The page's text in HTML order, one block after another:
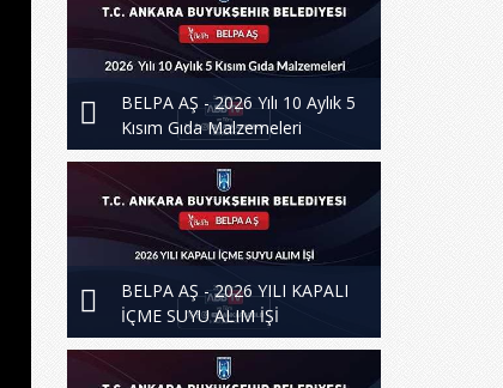
BELPA AŞ - 2026 Yılı 10 Aylık 5
Kısım Gıda Malzemeleri
BELPA AŞ - 2026 YILI KAPALI
İÇME SUYU ALIM İŞİ